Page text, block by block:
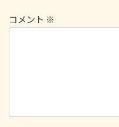
コメント ※